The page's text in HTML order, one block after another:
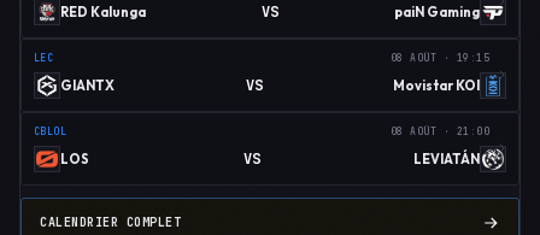
RED Kalunga VS paiN Gaming
LEC 08 AOÛT · 19:15
GIANTX VS Movistar KOI
CBLOL 08 AOÛT · 21:00
LOS VS LEVIATÁN
CALENDRIER COMPLET